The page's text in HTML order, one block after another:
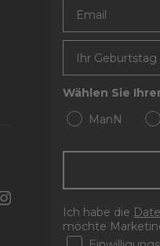
Wählen Sie
ManN
Ich habe die
möchte